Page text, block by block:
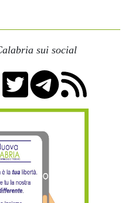
sui social